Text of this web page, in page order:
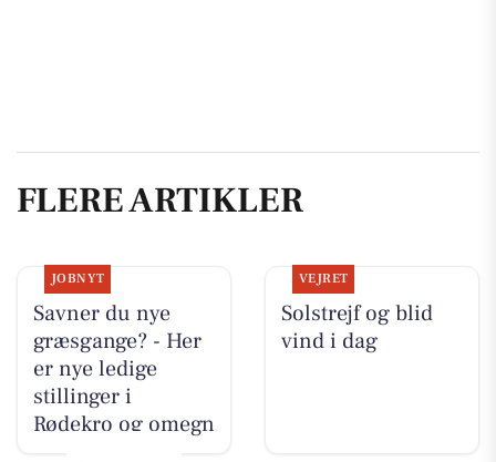
FLERE ARTIKLER
JOBNYT
Savner du nye
græsgange? - Her
er nye ledige
stillinger i
Rødekro og omegn
VEJRET
Solstrejf og blid
vind i dag